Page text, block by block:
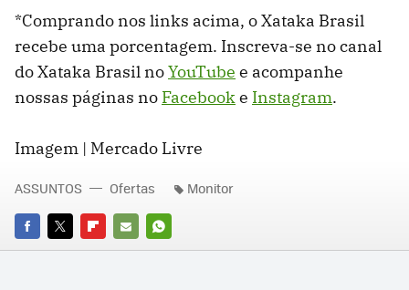
*Comprando nos links acima, o Xataka Brasil
recebe uma porcentagem. Inscreva-se no canal
do Xataka Brasil noYouTube e acompanhe
nossas páginas no Facebooke Instagram.
Imagem | Mercado Livre
FACEBOOK
TWITTERFLIPBOARD
E-
WHATSAPP
ASSUNTOS Ofertas Monitor